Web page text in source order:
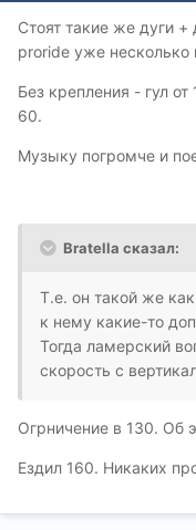
Стоят такие же дуги
proride уже несколько
Без крепления - гул
60.
Музыку погромче и
Bratella сказал:
Т.е. он такой же
к нему какие-то
Тогда ламерский
скорость с
Огрничение в 130. Об
Ездил 160. Никаких